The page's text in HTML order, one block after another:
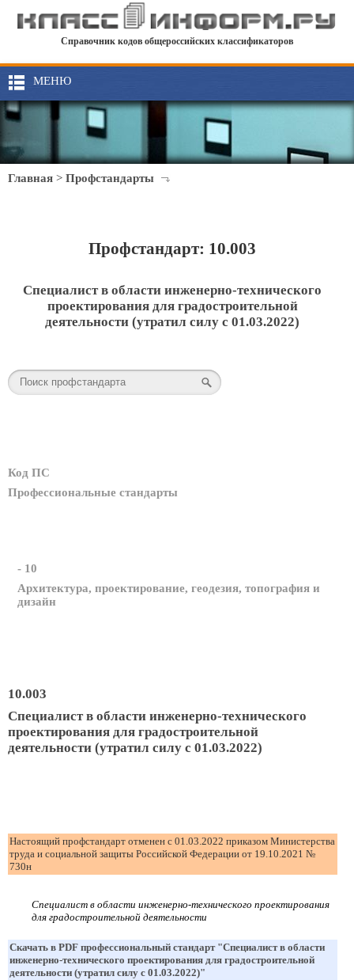
Справочник кодов общероссийских классификаторов
МЕНЮ
Главная > Профстандарты
Профстандарт: 10.003
Специалист в области инженерно-технического
проектирования для градостроительной
деятельности (утратил силу с 01.03.2022)
Код ПС
Профессиональные стандарты
- 10
Архитектура, проектирование, геодезия, топография и
дизайн
10.003
Специалист в области инженерно-технического
проектирования для градостроительной
деятельности (утратил силу с 01.03.2022)
Настоящий профстандарт отменен с 01.03.2022 приказом Министерства
труда и социальной защиты Российской Федерации от 19.10.2021 №
730н
Специалист в области инженерно-технического проектирования
для градостроительной деятельности
Скачать в PDF профессиональный стандарт "Специалист в области
инженерно-технического проектирования для градостроительной
деятельности (утратил силу с 01.03.2022)"